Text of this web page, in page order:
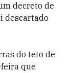
decreto de
descartado
do teto de
que